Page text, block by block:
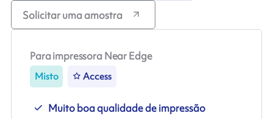
Solicitar uma amostra
Para impressora Near Edge
Misto Access
Muito boa qualidade de impressão